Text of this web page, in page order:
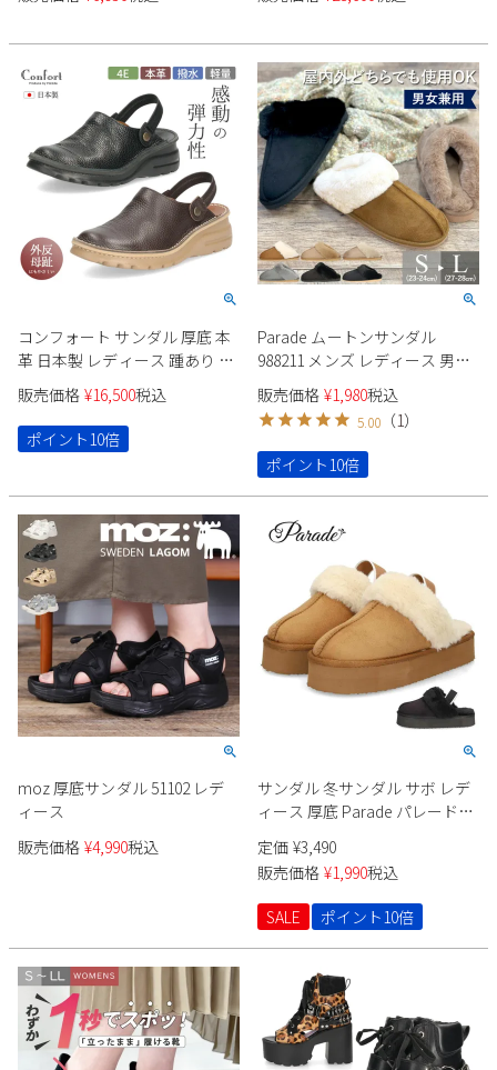
新規会員登録
会社概要
プライバシーポリシー
特定商取引法に基づく表示
お問い合わせ
コンフォート サンダル 厚底 本
革 日本製 レディース 踵あり バ
ックベルト 幅広 4E 超軽量 カジ
ュアル 革靴 履きやすい 痛くな
い 軽い 外反母趾 靴 8010
Parade
販売価格 ¥16,500税込
ポイント10倍
Parade ムートンサンダル
988211 メンズ レディース 男女
兼用 冬サンダル スリッパ ふわ
ふわ あったかい 防寒
販売価格 ¥1,980税込
5.00 （1）
ポイント10倍
moz 厚底サンダル 51102 レデ
ィース
販売価格 ¥4,990税込
サンダル 冬サンダル サボ レデ
ィース 厚底 Parade パレード
92802 ブラック キャメル 黒 茶
ファー付き バックストラップ
ゴム
定価 ¥3,490
販売価格 ¥1,990税込
SALE
ポイント10倍